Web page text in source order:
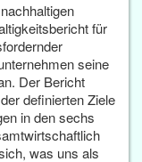
für
seine
Der Bericht
definierten Ziele
in den sechs
was uns als